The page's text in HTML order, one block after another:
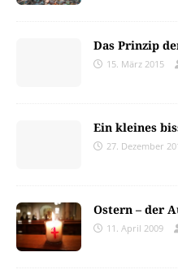
Das Prinzip
15. März 2015
Ein kleines
27. Dezember
Ostern – der
11. April 2009